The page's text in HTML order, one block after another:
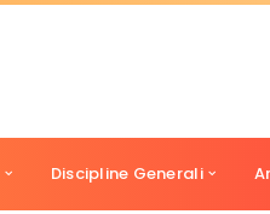
Discipline Generali